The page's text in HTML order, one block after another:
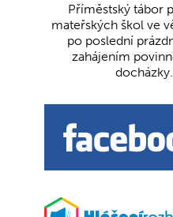
Příměstský tábor
mateřských škol ve
po poslední
zahájením
docházky.